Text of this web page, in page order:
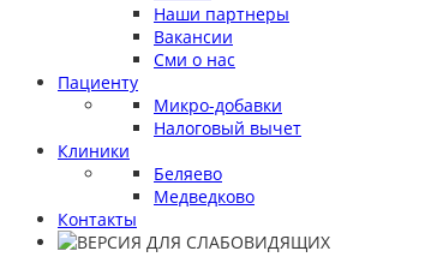
Наши партнеры
Вакансии
Сми о нас
Пациенту
Микро-добавки
Налоговый вычет
Клиники
Беляево
Медведково
Контакты